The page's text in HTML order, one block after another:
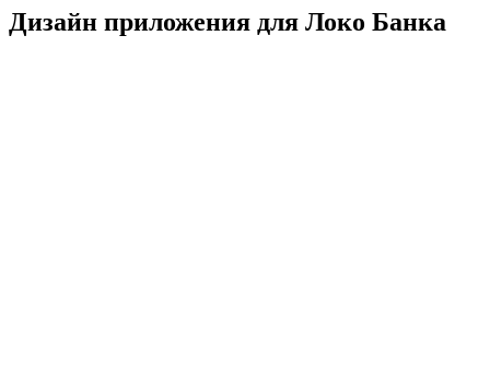
Дизайн приложения для Локо Банка